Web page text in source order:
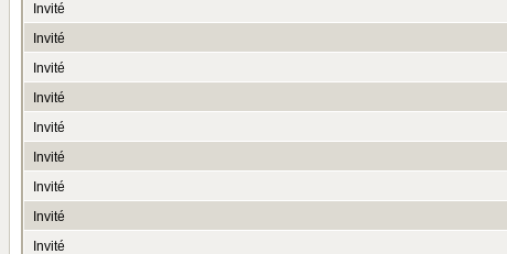
Invité
Invité
Invité
Invité
Invité
Invité
Invité
Invité
Invité